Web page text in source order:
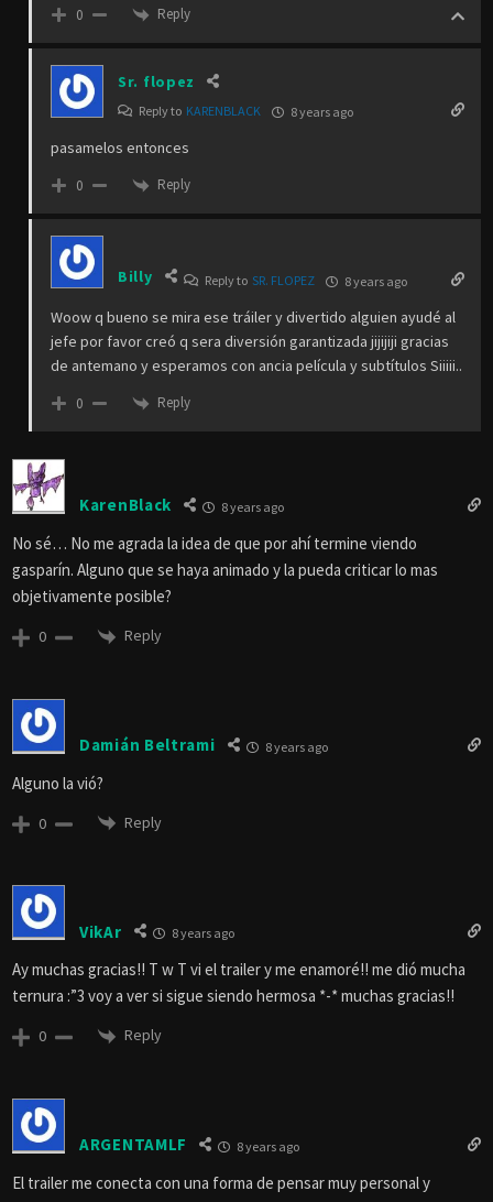
0 Reply
Sr. flopez
Reply to KARENBLACK 8 years ago
pasamelos entonces
0 Reply
Billy Reply to SR. FLOPEZ 8 years ago
Woow q bueno se mira ese tráiler y divertido alguien ayudé al
jefe por favor creó q sera diversión garantizada jijijiji gracias
de antemano y esperamos con ancia película y subtítulos Siiiii..
0 Reply
KarenBlack 8 years ago
No sé… No me agrada la idea de que por ahí termine viendo
gasparín. Alguno que se haya animado y la pueda criticar lo mas
objetivamente posible?
0 Reply
Damián Beltrami 8 years ago
Alguno la vió?
0 Reply
VikAr 8 years ago
Ay muchas gracias!! T w T vi el trailer y me enamoré!! me dió mucha
ternura :”3 voy a ver si sigue siendo hermosa *-* muchas gracias!!
0 Reply
ARGENTAMLF 8 years ago
El trailer me conecta con una forma de pensar muy personal y